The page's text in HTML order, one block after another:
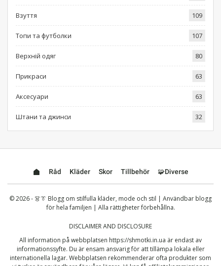
Взуття 109
Топи та футболки 107
Верхній одяг 80
Прикраси 63
Аксесуари 63
Штани та джинси 32
Råd Kläder Skor Tillbehör 🧩Diverse
© 2026 - 👗👔 Blogg om stilfulla kläder, mode och stil | Användbar blogg
för hela familjen | Alla rättigheter förbehållna.
DISCLAIMER AND DISCLOSURE
All information på webbplatsen https://shmotki.in.ua är endast av
informationssyfte. Du är ensam ansvarig för att tillämpa lokala eller
internationella lagar. Webbplatsen rekommenderar ofta produkter som